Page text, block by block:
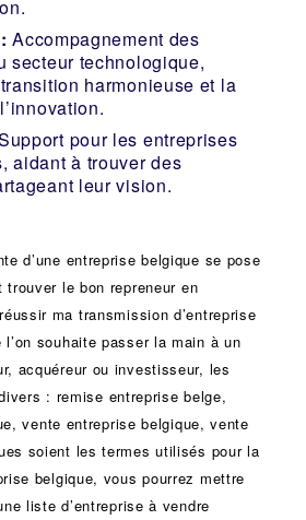
Accompagnement des
secteur technologique,
harmonieuse et la
pour les entreprises
aidant à trouver des
leur vision.
d’une entreprise belgique se pose
trouver le bon repreneur en
ma transmission d’entreprise
souhaite passer la main à un
acquéreur ou investisseur, les
: remise entreprise belge,
vente entreprise belgique, vente
soient les termes utilisés pour la
belgique, vous pourrez mettre
liste d’entreprise à vendre